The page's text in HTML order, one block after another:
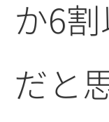
か6
だと